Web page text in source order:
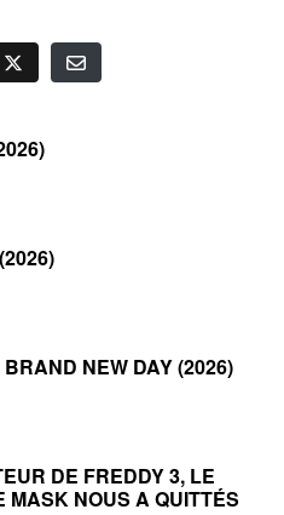
NEW DAY (2026)
DE FREDDY 3, LE
MASK NOUS A QUITTÉS